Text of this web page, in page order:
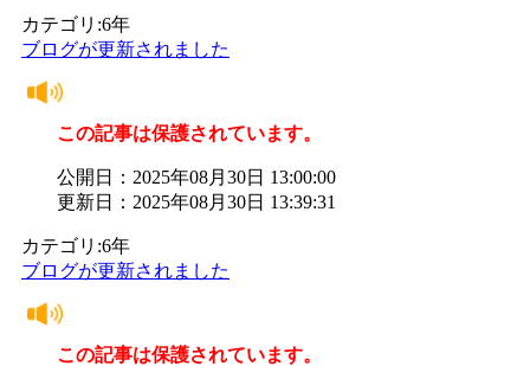
カテゴリ:6年
ブログが更新されました
この記事は保護されています。
公開日：2025年08月30日 13:00:00
更新日：2025年08月30日 13:39:31
カテゴリ:6年
ブログが更新されました
この記事は保護されています。